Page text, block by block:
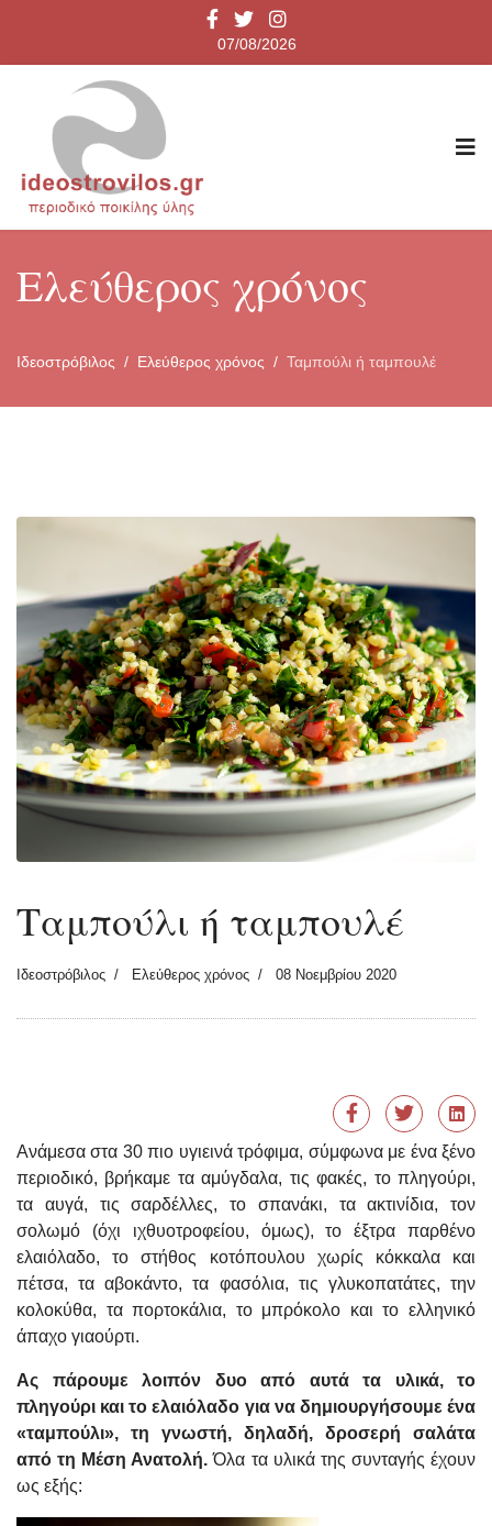
07/08/2026
Ελεύθερος χρόνος
Ιδεοστρόβιλος Ελεύθερος χρόνος Ταμπούλι ή ταμπουλέ
Ταμπούλι ή ταμπουλέ
Ιδεοστρόβιλος Ελεύθερος χρόνος 08 Νοεμβρίου 2020
Aνάμεσα στα 30 πιο υγιεινά τρόφιμα, σύμφωνα με ένα ξένο
περιοδικό, βρήκαμε τα αμύγδαλα, τις φακές, το πληγούρι,
τα αυγά, τις σαρδέλλες, το σπανάκι, τα ακτινίδια, τον
σολωμό (όχι ιχθυοτροφείου, όμως), το έξτρα παρθένο
ελαιόλαδο, το στήθος κοτόπουλου χωρίς κόκκαλα και
πέτσα, τα αβοκάντο, τα φασόλια, τις γλυκοπατάτες, την
κολοκύθα, τα πορτοκάλια, το μπρόκολο και το ελληνικό
άπαχο γιαούρτι.
Ας πάρουμε λοιπόν δυο από αυτά τα υλικά, το
πληγούρι και το ελαιόλαδο για να δημιουργήσουμε ένα
«ταμπούλι», τη γνωστή, δηλαδή, δροσερή σαλάτα
από τη Μέση Ανατολή. Όλα τα υλικά της συνταγής έχουν
ως εξής: